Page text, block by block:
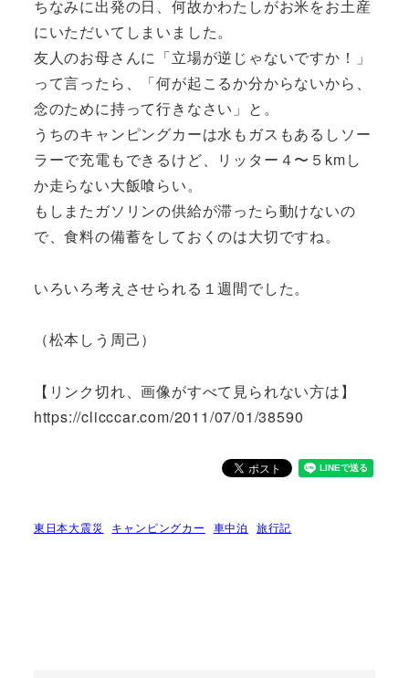
ちなみに出発の日、何故かわたしがお米をお土産
にいただいてしまいました。
友人のお母さんに「立場が逆じゃないですか！」
って言ったら、「何が起こるか分からないから、
念のために持って行きなさい」と。
うちのキャンピングカーは水もガスもあるしソー
ラーで充電もできるけど、リッター４〜５kmし
か走らない大飯喰らい。
もしまたガソリンの供給が滞ったら動けないの
で、食料の備蓄をしておくのは大切ですね。
いろいろ考えさせられる１週間でした。
（松本しう周己）
【リンク切れ、画像がすべて見られない方は】
https://clicccar.com/2011/07/01/38590
東日本大震災 キャンピングカー 車中泊 旅行記